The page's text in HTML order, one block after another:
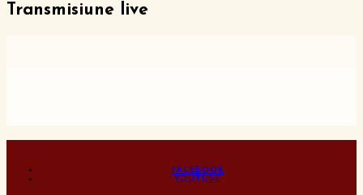
Transmisiune live
FACEBOOK
YOUTUBE